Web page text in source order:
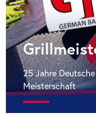
25 Jahre
Meisterschaft